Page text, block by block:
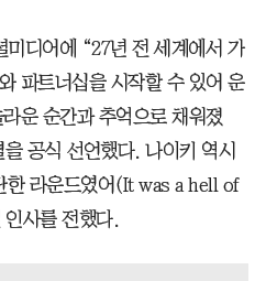
디어에 “27년 전 세계에서 가
파트너십을 시작할 수 있어 운
운 순간과 추억으로 채워졌
공식 선언했다. 나이키 역시
한 라운드였어(It was a hell of
사를 전했다.